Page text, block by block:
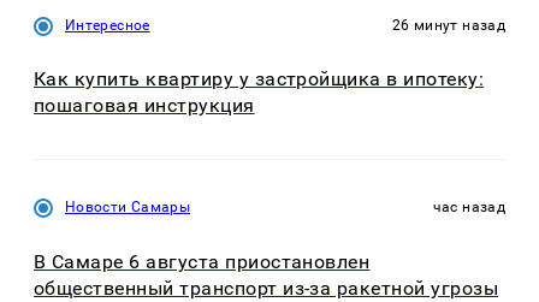
Интересное 26 минут назад
Как купить квартиру у застройщика в ипотеку:
пошаговая инструкция
Новости Самары час назад
В Самаре 6 августа приостановлен
общественный транспорт из-за ракетной угрозы